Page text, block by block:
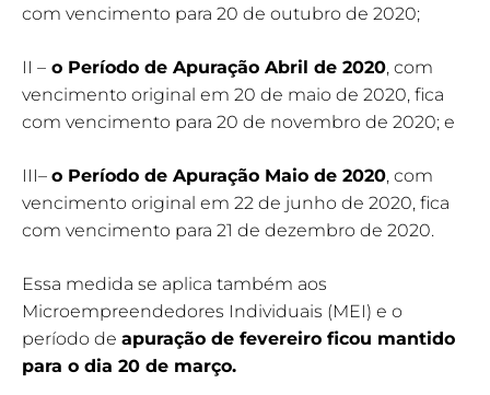
com vencimento para 20 de outubro de 2020;
II – o Período de Apuração Abril de 2020, com
vencimento original em 20 de maio de 2020, fica
com vencimento para 20 de novembro de 2020; e
III– o Período de Apuração Maio de 2020, com
vencimento original em 22 de junho de 2020, fica
com vencimento para 21 de dezembro de 2020.
Essa medida se aplica também aos
Microempreendedores Individuais (MEI) e o
período de apuração de fevereiro ficou mantido
para o dia 20 de março.